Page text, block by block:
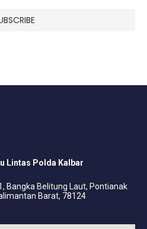
Lintas Polda Kalbar
Bangka Belitung Laut, Pontianak
Barat, 78124